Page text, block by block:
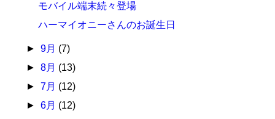
モバイル端末続々登場
ハーマイオニーさんのお誕生日
► 9月 (7)
► 8月 (13)
► 7月 (12)
► 6月 (12)